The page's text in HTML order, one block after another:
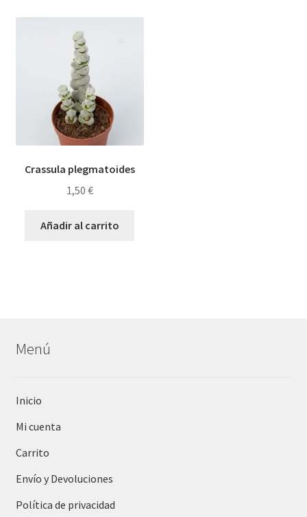
Crassula plegmatoides
1,50 €
Añadir al carrito
Menú
Inicio
Mi cuenta
Carrito
Envío y Devoluciones
Política de privacidad